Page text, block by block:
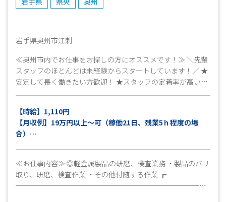
岩手県奥州市江刺
≪奥州市内でお仕事をお探しの方にオススメです！≫ ＼先輩
スタッフのほとんどは未経験からスタートしています！／ ★
安定して長く働きたい方歓迎！ ★スタッフの定着率が高い工
場WORK！ 土日休みの完全週休2日制なのでオンオフのメリ
わせください！
【時給】1,110円
【月収例】19万円以上～可（稼働21日、残業5ｈ程度の場
合）
≪お仕事内容≫ ◎軽金属製品の研磨、検査業務 ・製品のバリ
取り、研磨、検査作業 ・その他付随する作業 ┏
───────────────────────────